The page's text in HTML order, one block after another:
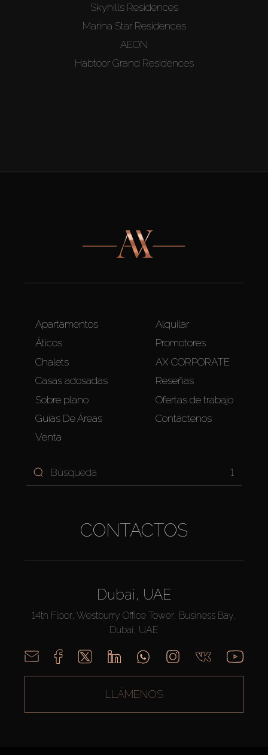
Skyhills Residences
Marina Star Residences
AEON
Habtoor Grand Residences
Apartamentos
Áticos
Chalets
Casas adosadas
Sobre plano
Guías De Áreas
Venta
Alquilar
Promotores
AX CORPORATE
Reseñas
Ofertas de trabajo
Contáctenos
1
CONTACTOS
Dubai, UAE
14th Floor, Westburry Office Tower, Business Bay,
Dubai, UAE
LLÁMENOS